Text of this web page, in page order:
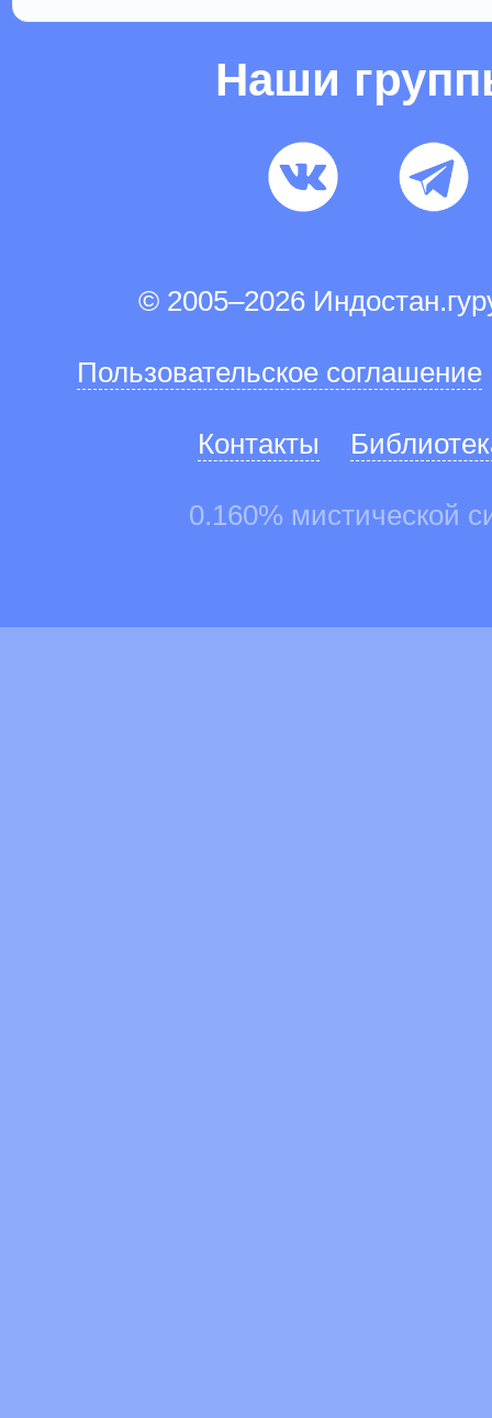
Наши
© 2005–2026
Пользовательское соглашение
Контакты
0.160% мистической